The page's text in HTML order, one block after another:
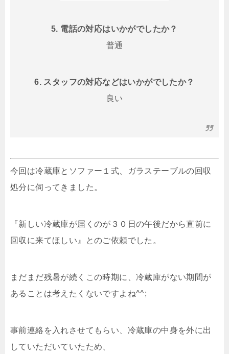
5. 電話の対応はいかがでしたか？
普通
6. スタッフの対応などはいかがでしたか？
良い
今回は冷蔵庫とソファー１式、ガラステーブルの回収
処分に伺ってきました。
『新しい冷蔵庫が届くのが３０日の午後だから直前に
回収に来てほしい』とのご依頼でした。
まだまだ残暑が続くこの時期に、冷蔵庫がない期間が
あることは考えたくないですよね^^;
事前連絡を入れさせてもらい、冷蔵庫の中身を外に出
していただいていたため、